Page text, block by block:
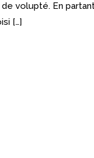
volupté. En
[…]